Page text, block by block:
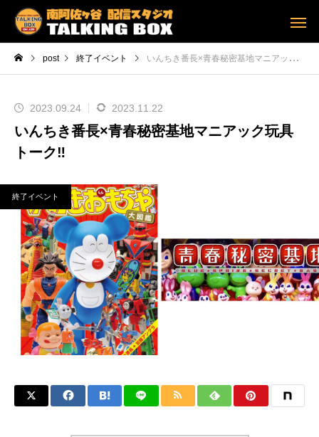
post 終了イベント いんちき番長×青春秘密基地マニアック玩具トーク‼︎
2023.09.24 2023.11.22
いんちき番長×青春秘密基地マニアック玩具
トーク‼︎
終了イベント